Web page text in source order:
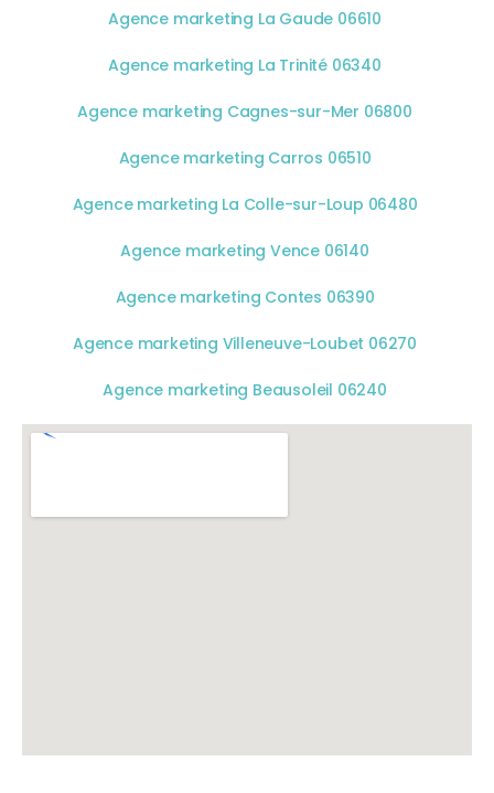
Agence marketing La Gaude 06610
Agence marketing La Trinité 06340
Agence marketing Cagnes-sur-Mer 06800
Agence marketing Carros 06510
Agence marketing La Colle-sur-Loup 06480
Agence marketing Vence 06140
Agence marketing Contes 06390
Agence marketing Villeneuve-Loubet 06270
Agence marketing Beausoleil 06240